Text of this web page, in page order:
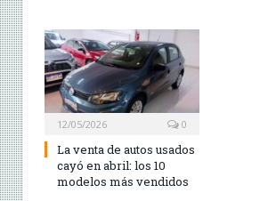
12/05/2026 0
La venta de autos usados
cayó en abril: los 10
modelos más vendidos